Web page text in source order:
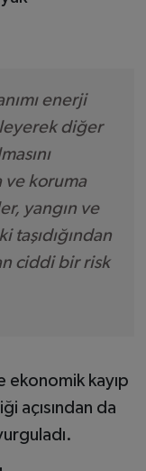
enerji
diğer
ve koruma
yangın ve
taşıdığından
ciddi bir risk
ekonomik kayıp
açısından da